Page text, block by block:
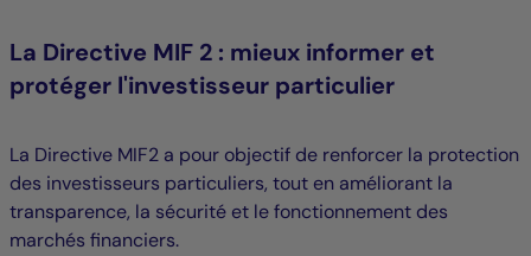
La Directive MIF 2 : mieux informer et
protéger l'investisseur particulier
La Directive MIF2 a pour objectif de renforcer la protection
des investisseurs particuliers, tout en améliorant la
transparence, la sécurité et le fonctionnement des
marchés financiers.